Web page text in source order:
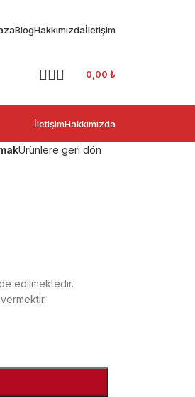
BlogHakkımızdaİletişim
0,00 ₺
İletişimHakkımızda
Ürünlere geri dön
edilmektedir.